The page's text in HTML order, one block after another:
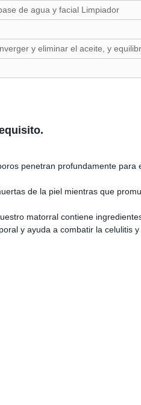
de agua y facial Limpiador
y eliminar el aceite, y
penetran profundamente para
de la piel mientras que
matorral contiene
y ayuda a combatir la celulitis y